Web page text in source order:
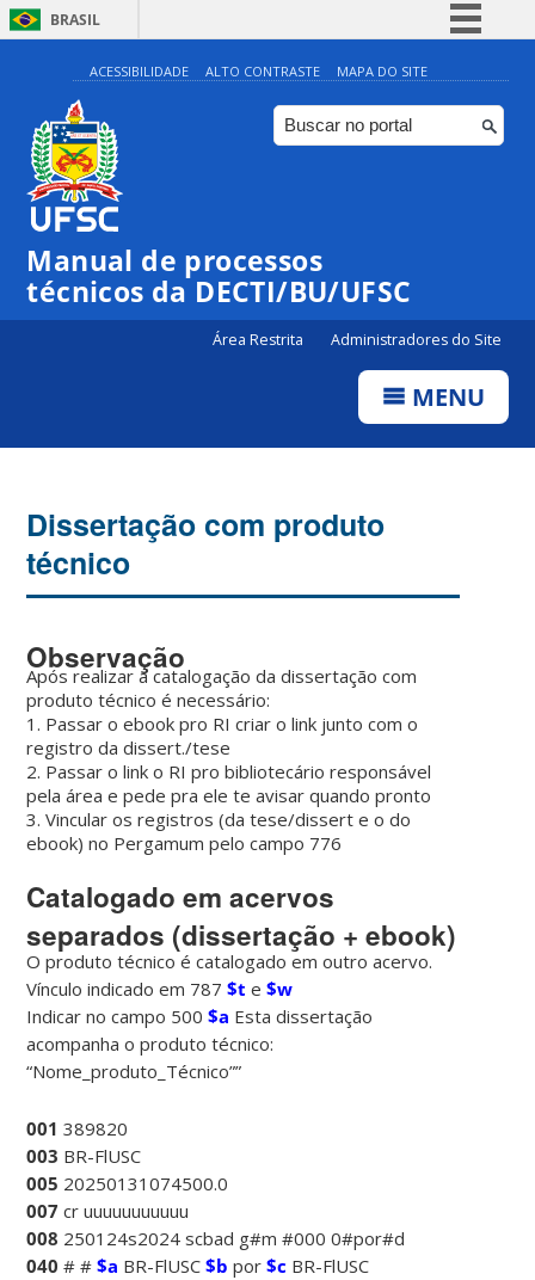
BRASIL
Simplifique!
Comunica BR
Participe
ACESSIBILIDADE ALTO CONTRASTE MAPA DO SITE
Manual de processos
técnicos da DECTI/BU/UFSC
Área Restrita Administradores do Site
MENU
Dissertação com produto
técnico
Observação
Após realizar a catalogação da dissertação com
produto técnico é necessário:
1. Passar o ebook pro RI criar o link junto com o
registro da dissert./tese
2. Passar o link o RI pro bibliotecário responsável
pela área e pede pra ele te avisar quando pronto
3. Vincular os registros (da tese/dissert e o do
ebook) no Pergamum pelo campo 776
Catalogado em acervos
separados (dissertação + ebook)
O produto técnico é catalogado em outro acervo.
Vínculo indicado em 787$t e$w
Indicar no campo 500$a Esta dissertação
acompanha o produto técnico:
“Nome_produto_Técnico””
001 389820
003 BR-FlUSC
005 20250131074500.0
007 cr uuuuuuuuuuu
008 250124s2024 scbad g#m #000 0#por#d
040 # #$a BR-FlUSC$b por$c BR-FlUSC